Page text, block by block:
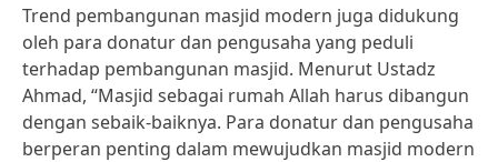
Trend pembangunan masjid modern juga didukung
oleh para donatur dan pengusaha yang peduli
terhadap pembangunan masjid. Menurut Ustadz
Ahmad, “Masjid sebagai rumah Allah harus dibangun
dengan sebaik-baiknya. Para donatur dan pengusaha
berperan penting dalam mewujudkan masjid modern